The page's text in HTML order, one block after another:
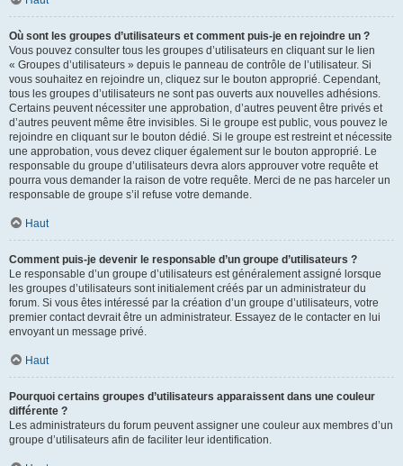
Où sont les groupes d’utilisateurs et comment puis-je en rejoindre un ?
Vous pouvez consulter tous les groupes d’utilisateurs en cliquant sur le lien
« Groupes d’utilisateurs » depuis le panneau de contrôle de l’utilisateur. Si
vous souhaitez en rejoindre un, cliquez sur le bouton approprié. Cependant,
tous les groupes d’utilisateurs ne sont pas ouverts aux nouvelles adhésions.
Certains peuvent nécessiter une approbation, d’autres peuvent être privés et
d’autres peuvent même être invisibles. Si le groupe est public, vous pouvez le
rejoindre en cliquant sur le bouton dédié. Si le groupe est restreint et nécessite
une approbation, vous devez cliquer également sur le bouton approprié. Le
responsable du groupe d’utilisateurs devra alors approuver votre requête et
pourra vous demander la raison de votre requête. Merci de ne pas harceler un
responsable de groupe s’il refuse votre demande.
Haut
Comment puis-je devenir le responsable d’un groupe d’utilisateurs ?
Le responsable d’un groupe d’utilisateurs est généralement assigné lorsque
les groupes d’utilisateurs sont initialement créés par un administrateur du
forum. Si vous êtes intéressé par la création d’un groupe d’utilisateurs, votre
premier contact devrait être un administrateur. Essayez de le contacter en lui
envoyant un message privé.
Haut
Pourquoi certains groupes d’utilisateurs apparaissent dans une couleur
différente ?
Les administrateurs du forum peuvent assigner une couleur aux membres d’un
groupe d’utilisateurs afin de faciliter leur identification.